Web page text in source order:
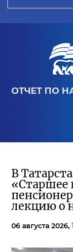
ОТЧЕТ ПО
В
«Старшее
лекцию о
06 августа 2026,